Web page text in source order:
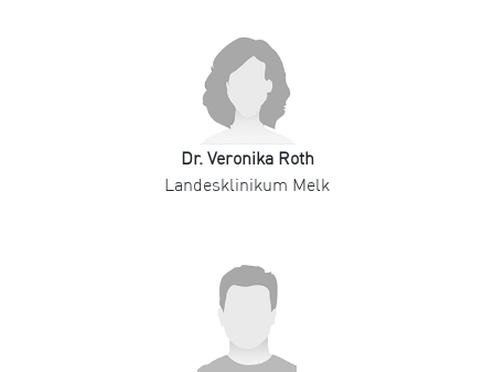
Dr. Veronika Roth
Landesklinikum Melk